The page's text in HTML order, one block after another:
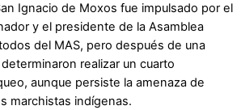
Ignacio de Moxos fue impulsado por el
y el presidente de la Asamblea
del MAS, pero después de una
realizar un cuarto
aunque persiste la amenaza de
marchistas indígenas.